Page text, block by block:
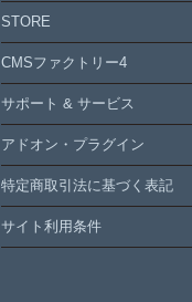
STORE
CMSファクトリー4
サポート & サービス
アドオン・プラグイン
特定商取引法に基づく表記
サイト利用条件